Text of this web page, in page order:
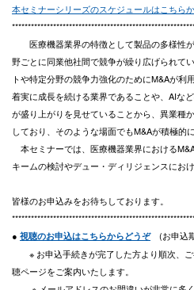
本セミナーシリーズのスケジュールはこちらか
医療機器業界の特徴として製品の多様性
野ごとに同業他社間で競争が繰り広げられて
トや特定分野の競争力強化のためにM&Aが利
着実に成長を続ける業界であることや、AIな
が盛り上がりを見せていることから、異業種
しており、そのような場面でもM&Aが積極的
本セミナーでは、医療機器業界における
キームの検討やデュー・ディリジェンスにお
皆様のお申込みをお待ちしております。
● 視聴のお申込はこちらからどうぞ(お申込期
※ お申込手続きが完了した方より順次、ご
聴ページをご案内いたします。